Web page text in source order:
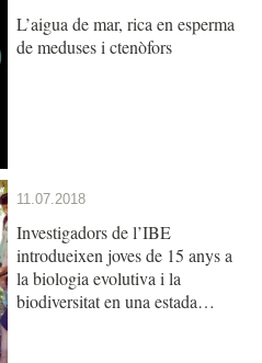
L’aigua de mar, rica en esperma
de meduses i ctenòfors
11.07.2018
Investigadors de l’IBE
introdueixen joves de 15 anys a
la biologia evolutiva i la
biodiversitat en una estada